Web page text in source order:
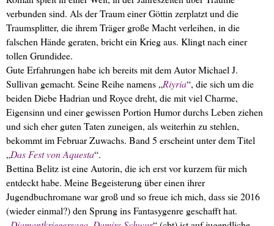
verbunden sind. Als der Traum einer Göttin zerplatzt und die
Traumsplitter, die ihrem Träger große Macht verleihen, in die
falschen Hände geraten, bricht ein Krieg aus. Klingt nach einer
tollen Grundidee.
Gute Erfahrungen habe ich bereits mit dem Autor Michael J.
Sullivan gemacht. Seine Reihe namens „Riyria“, die sich um die
beiden Diebe Hadrian und Royce dreht, die mit viel Charme,
Eigensinn und einer gewissen Portion Humor durchs Leben ziehen
und sich eher guten Taten zuneigen, als weiterhin zu stehlen,
bekommt im Februar Zuwachs. Band 5 erscheint unter dem Titel
„Das Fest von Aquesta“.
Bettina Belitz ist eine Autorin, die ich erst vor kurzem für mich
entdeckt habe. Meine Begeisterung über einen ihrer
Jugendbuchromane war groß und so freue ich mich, dass sie 2016
(wieder einmal?) den Sprung ins Fantasygenre geschafft hat.